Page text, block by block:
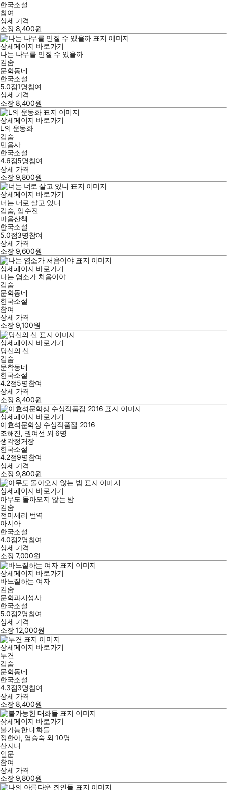
한국소설
참여
상세 가격
소장 8,400원
상세페이지 바로가기
나는 나무를 만질 수 있을까
김숨
문학동네
한국소설
5.0점1명참여
상세 가격
소장 8,400원
상세페이지 바로가기
L의 운동화
김숨
민음사
한국소설
4.6점5명참여
상세 가격
소장 9,800원
상세페이지 바로가기
너는 너로 살고 있니
김숨, 임수진
마음산책
한국소설
5.0점3명참여
상세 가격
소장 9,600원
상세페이지 바로가기
나는 염소가 처음이야
김숨
문학동네
한국소설
참여
상세 가격
소장 9,100원
상세페이지 바로가기
당신의 신
김숨
문학동네
한국소설
4.2점5명참여
상세 가격
소장 8,400원
상세페이지 바로가기
이효석문학상 수상작품집 2016
조해진, 권여선 외 6명
생각정거장
한국소설
4.2점9명참여
상세 가격
소장 9,800원
상세페이지 바로가기
아무도 돌아오지 않는 밤
김숨
전미세리 번역
아시아
한국소설
4.0점2명참여
상세 가격
소장7,000원
상세페이지 바로가기
바느질하는 여자
김숨
문학과지성사
한국소설
5.0점2명참여
상세 가격
소장12,000원
상세페이지 바로가기
투견
김숨
문학동네
한국소설
4.3점3명참여
상세 가격
소장 8,400원
상세페이지 바로가기
불가능한 대화들
정한아, 염승숙 외10명
산지니
인문
참여
상세 가격
소장 9,800원